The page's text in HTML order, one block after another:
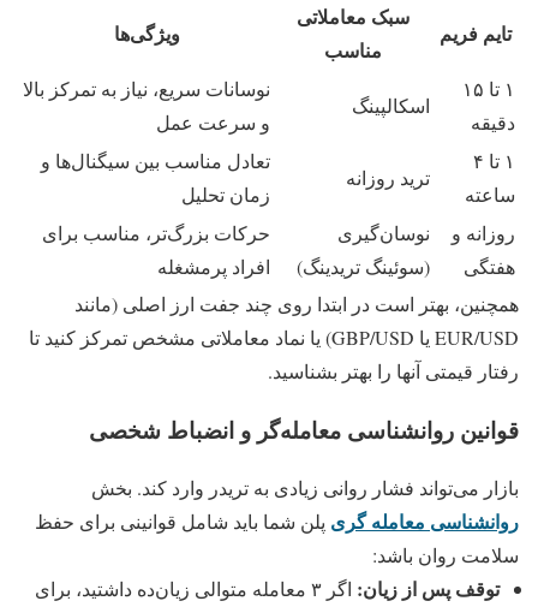
تایم فریم
سبک معاملاتی
مناسب
ویژگی‌ها
۱ تا ۱۵
دقیقه
اسکالپینگ
نوسانات سریع، نیاز به تمرکز بالا
و سرعت عمل
۱ تا ۴
ساعته
ترید روزانه
تعادل مناسب بین سیگنال‌ها و
زمان تحلیل
روزانه و
هفتگی
نوسان‌گیری
(سوئینگ تریدینگ)
حرکات بزرگ‌تر، مناسب برای
افراد پرمشغله
همچنین، بهتر است در ابتدا روی چند جفت ارز اصلی (مانند
EUR/USD یا GBP/USD) یا نماد معاملاتی مشخص تمرکز کنید تا
رفتار قیمتی آنها را بهتر بشناسید.
قوانین روانشناسی معامله‌گر و انضباط شخصی
بازار می‌تواند فشار روانی زیادی به تریدر وارد کند. بخش
روانشناسی معامله گری پلن شما باید شامل قوانینی برای حفظ
سلامت روان باشد:
توقف پس از زیان:
اگر ۳ معامله متوالی زیان‌ده داشتید، برای